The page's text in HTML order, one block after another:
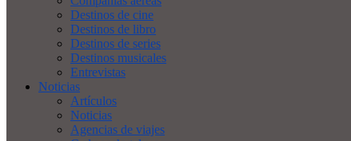
Destinos de cine
Destinos de libro
Destinos de series
Destinos musicales
Entrevistas
Noticias
Artículos
Noticias
Agencias de viajes